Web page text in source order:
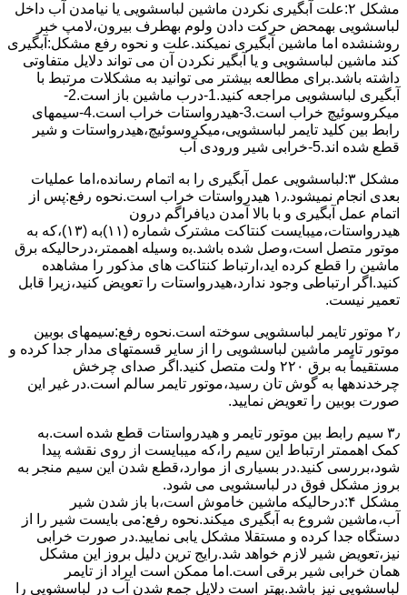
مشکل ۲:علت آبگیری نکردن ماشین لباسشویی یا نیامدن آب داخل
لباسشویی بهمحض ﺣﺮﮐﺖ دادن وﻟﻮم بهطرف ﺑﯿﺮون،ﻻﻣﭗ ﺧﺒﺮ
روشنشده اﻣﺎ ﻣﺎﺷﯿﻦ آﺑﮕﯿﺮی نمیکند.ﻋﻠﺖ و نحوه رﻓﻊ مشکل:آبگیری
کند ماشین لباسشویی و یا آبگیر نکردن آن می تواند دلایل متفاوتی
داشته باشد.برای مطالعه بیشتر می توانید به مشکلات مرتبط با
آبگیری لباسشویی مراجعه کنید.1-درب ﻣﺎﺷﯿﻦ ﺑﺎز اﺳﺖ.2-
ﻣﯿﮑﺮوﺳﻮﺋﯿﭻ ﺧﺮاب اﺳﺖ.3-ﻫﯿﺪرواﺳﺘﺎت ﺧﺮاب اﺳﺖ.4-سیمهای
راﺑﻂ ﺑﯿﻦ ﮐﻠﯿﺪ ﺗﺎﯾﻤﺮ لباسشویی،ﻣﯿﮑﺮوﺳﻮﺋﯿﭻ،ﻫﯿﺪرواﺳﺘﺎت و ﺷﯿﺮ
ﻗﻄﻊ ﺷﺪه اند.5-خرابی شیر ورودی آب
مشکل ۳:لباسشویی ﻋﻤﻞ آﺑﮕﯿﺮی را ﺑﻪ اﺗﻤﺎم رﺳﺎﻧﺪه،اﻣﺎ ﻋﻤﻠﯿﺎت
ﺑﻌﺪی اﻧﺠﺎم نمیشود.۱٫ ﻫﯿﺪرواﺳﺘﺎت ﺧﺮاب اﺳﺖ.نحوه رﻓﻊ:ﭘﺲ از
اﺗﻤﺎم عمل آﺑﮕﯿﺮی و ﺑﺎ ﺑﺎﻻ آﻣﺪن دﯾﺎﻓﺮاﮔﻢ درون
ﻫﯿﺪرواﺳﺘﺎت،میبایست ﮐﻨﺘﺎﮐﺖ ﻣﺸﺘﺮک شماره (۱۱)به (۱۳)،ﮐﻪ ﺑﻪ
ﻣﻮﺗﻮر ﻣﺘﺼﻞ اﺳﺖ،وﺻﻞ ﺷﺪه ﺑﺎﺷﺪ.ﺑه وسیله اهممتر،درحالیکه ﺑﺮق
ﻣﺎﺷﯿﻦ را ﻗﻄﻊ کرده اید،ارﺗﺒﺎط ﮐﻨﺘﺎﮐﺖ ﻫﺎی ﻣﺬﮐﻮر را ﻣﺸﺎﻫﺪه
کنید.اﮔﺮ ارﺗﺒﺎطی وجود ندارد،ﻫﯿﺪرواﺳﺘﺎت را ﺗﻌﻮﯾﺾ ﮐﻨﯿﺪ،زﯾﺮا قابل
ﺗﻌﻤﯿﺮ نیست.
۲٫ ﻣﻮﺗﻮر ﺗﺎﯾﻤﺮ لباسشویی ﺳﻮﺧﺘﻪ اﺳﺖ.نحوه رﻓﻊ:سیمهای ﺑﻮﺑﯿﻦ
ﻣﻮﺗﻮر ﺗﺎﯾﻤﺮ ماشین لباسشویی را از ﺳﺎﯾﺮ قسمتهای ﻣﺪار ﺟﺪا کرده و
مستقیماً ﺑﻪ برق ۲۲۰ وﻟﺖ ﻣﺘﺼﻞ کنید.اﮔﺮ ﺻﺪای ﭼﺮﺧﺶ
چرخدندهها به گوش تان رﺳﯿﺪ،ﻣﻮﺗﻮر ﺗﺎﯾﻤﺮ ﺳﺎﻟﻢ اﺳﺖ.در ﻏﯿﺮ اﯾﻦ
ﺻﻮرت ﺑﻮﺑﯿﻦ را ﺗﻌﻮﯾﺾ ﻧﻤﺎﯾﯿﺪ.
۳٫ ﺳﯿﻢ راﺑﻂ ﺑﯿﻦ ﻣﻮﺗﻮر ﺗﺎﯾﻤﺮ و ﻫﯿﺪرواﺳﺘﺎت ﻗﻄﻊ ﺷﺪه اﺳﺖ.به
کمک اهممتر ارﺗﺒﺎط اﯾﻦ ﺳﯿﻢ را،ﮐﻪ میبایست از روی ﻧﻘﺸﻪ ﭘﯿﺪا
ﺷﻮد،بررسی ﮐﻨﯿﺪ.در ﺑﺴﯿﺎری از موارد،ﻗﻄﻊ ﺷﺪن اﯾﻦ ﺳﯿﻢ ﻣﻨﺠﺮ ﺑﻪ
ﺑﺮوز مشکل ﻓﻮق در لباسشویی می شود.
مشکل ۴:درحالیکه ﻣﺎﺷﯿﻦ ﺧﺎﻣﻮش اﺳﺖ،ﺑﺎ ﺑﺎز ﺷﺪن ﺷﯿﺮ
آب،ﻣﺎﺷﯿﻦ ﺷﺮوع ﺑﻪ آﺑﮕﯿﺮی میکند.نحوه رﻓﻊ:می بایست ﺷﯿﺮ را از
دستگاه جدا کرده و مستقلا مشکل یابی نمایید.در صورت خرابی
نیز،تعویض شیر لازم خواهد شد.رایج ترین دلیل بروز این مشکل
همان خرابی شیر برقی است.اما ممکن است ایراد از تایمر
لباسشویی نیز باشد.بهتر است دلایل جمع شدن آب در لباسشویی را